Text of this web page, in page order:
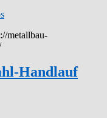
metallbau-
Handlauf